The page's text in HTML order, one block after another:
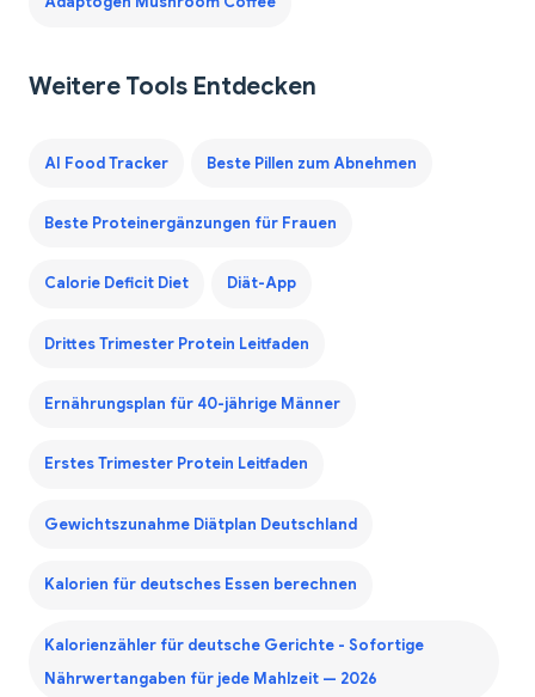
Weitere Tools Entdecken
AI Food Tracker Beste Pillen zum Abnehmen
Beste Proteinergänzungen für Frauen
Calorie Deficit Diet Diät-App
Drittes Trimester Protein Leitfaden
Ernährungsplan für 40-jährige Männer
Erstes Trimester Protein Leitfaden
Gewichtszunahme Diätplan Deutschland
Kalorien für deutsches Essen berechnen
Kalorienzähler für deutsche Gerichte - Sofortige
Nährwertangaben für jede Mahlzeit — 2026